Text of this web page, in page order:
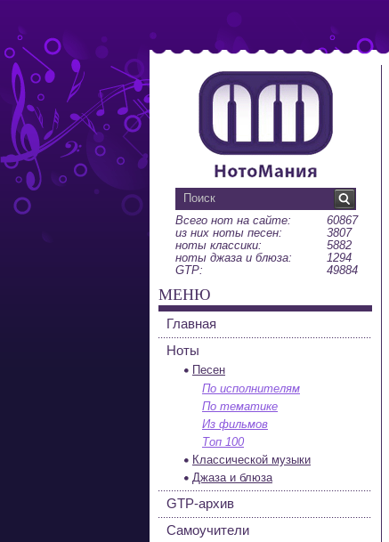
Всего нот на сайте:
60867
из них ноты песен:
3807
ноты классики:
5882
ноты джаза и блюза:
1294
GTP:
49884
МЕНЮ
Главная
Ноты
Песен
По исполнителям
По тематике
Из фильмов
Топ 100
Классической музыки
Джаза и блюза
GTP-архив
Самоучители